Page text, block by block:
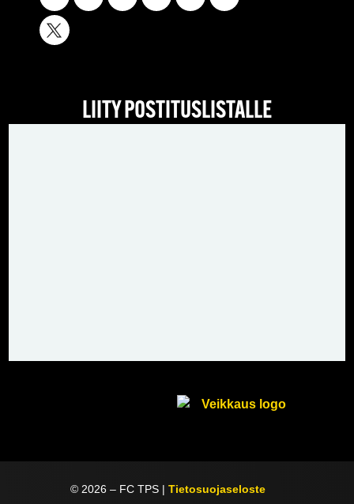
LIITY POSTITUSLISTALLE
© 2026 – FC TPS |Tietosuojaseloste